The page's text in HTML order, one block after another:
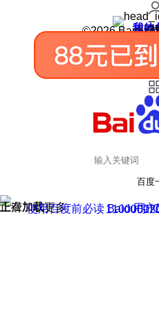
我的
我的
皮肤
用户
设
©2026 Baidu
百度
正在加载
上滑加载更多 用户
使用百度前必读 Baidu 京
京公网安备